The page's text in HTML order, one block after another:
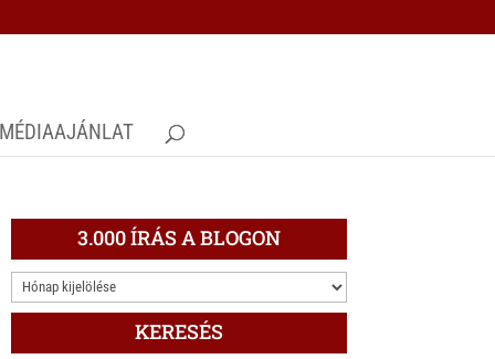
MÉDIAAJÁNLAT
3.000 ÍRÁS A BLOGON
3.000
ÍRÁS
KERESÉS